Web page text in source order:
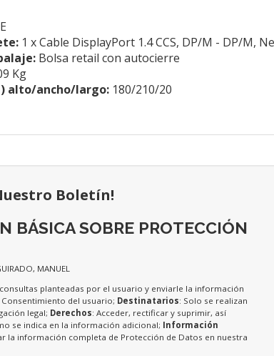
1 x Cable DisplayPort 1.4 CCS, DP/M - DP/M,
Bolsa retail con autocierre
Kg
alto/ancho/largo:180/210/20
Boletín!
BÁSICA SOBRE PROTECCIÓN
MANUEL
planteadas por el usuario y enviarle la información
Consentimiento del usuario; Destinatarios: Solo se realizan
legal; Derechos: Acceder, rectificar y suprimir, así
se indica en la información adicional; Información
la información completa de Protección de Datos en nuestra